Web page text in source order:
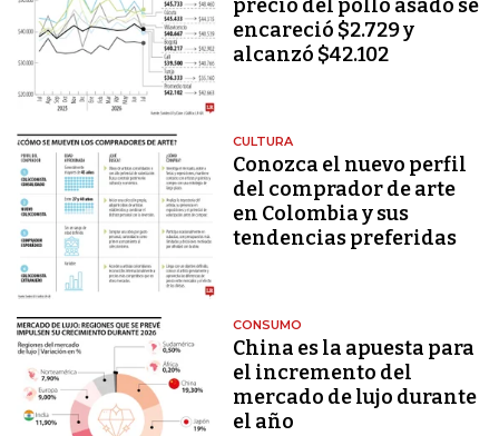
precio del pollo asado se
encareció $2.729 y
alcanzó $42.102
CULTURA
Conozca el nuevo perfil
del comprador de arte
en Colombia y sus
tendencias preferidas
CONSUMO
China es la apuesta para
el incremento del
mercado de lujo durante
el año